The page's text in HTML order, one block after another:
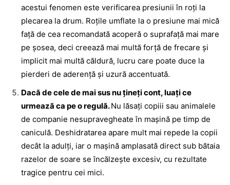
acestui fenomen este verificarea presiunii în roţi la
plecarea la drum. Roţile umflate la o presiune mai mică
faţă de cea recomandată acoperă o suprafaţă mai mare
pe şosea, deci creează mai multă forţă de frecare şi
implicit mai multă căldură, lucru care poate duce la
pierderi de aderenţă şi uzură accentuată.
Dacă de cele de mai sus nu ţineţi cont, luaţi ce
urmează ca pe o regulă.Nu lăsaţi copiii sau animalele
de companie nesupravegheate în maşină pe timp de
caniculă. Deshidratarea apare mult mai repede la copii
decât la adulţi, iar o maşină amplasată direct sub bătaia
razelor de soare se încălzeşte excesiv, cu rezultate
tragice pentru cei mici.